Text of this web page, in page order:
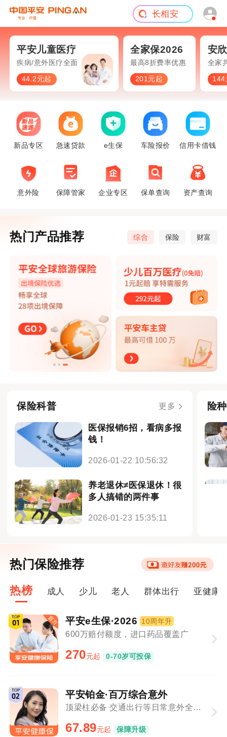
长相安
短期意外
旅游险
平安儿童医疗
疾病/意外医疗全面保障
44.2元起
全家保2026
最高8折费率优惠
201元起
安
全家
144
新品专区 急速贷款 e生保 车险报价 信用卡借钱
意外险 保障管家 企业专区 保单查询 资产查询
热门产品推荐 综合 保险 财富
保险科普 更多
医保报销6招，看病多报
钱！
2026-01-22 10:56:32
养老退休≠医保退休！很
多人搞错的两件事
2026-01-23 15:35:11
险
热门保险推荐
热榜 成人 少儿 老人 群体出行 亚健康
平安e生保·2026 10周年升
600万赔付额度，进口药品覆盖广
270元起 0-70岁可投保
平安铂金·百万综合意外
顶梁柱必备 交通出行等日常意外全覆盖
67.89元起 保障升级